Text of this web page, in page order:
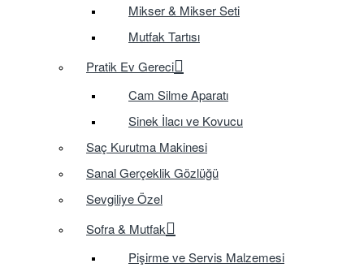
Mikser & Mikser Seti
Mutfak Tartısı
Pratik Ev Gereci
Cam Silme Aparatı
Sinek İlacı ve Kovucu
Saç Kurutma Makinesi
Sanal Gerçeklik Gözlüğü
Sevgiliye Özel
Sofra & Mutfak
Pişirme ve Servis Malzemesi